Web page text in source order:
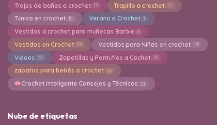
Trajes de baños a crochet 13 Trapillo a crochet 12
Túnica en crochet 15 Verano a Crochet 1
Vestidos a crochet para muñecas Barbie 8
Vestidos en Crochet 99 Vestidos para Niñas en crochet 19
Videos 20 Zapatillas y Pantuflas a Cochet 41
zapatos para bebés a crochet 36
Crochet Inteligente Consejos y Técnicas 21
Nube de etiquetas